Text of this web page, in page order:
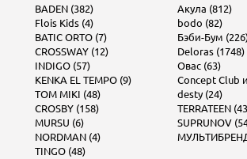
BADEN (382)
Flois Kids (4)
BATIC ORTO (7)
CROSSWAY (12)
INDIGO (57)
KENKA EL TEMPO (9)
TOM MIKI (48)
CROSBY (158)
MURSU (6)
NORDMAN (4)
TINGO (48)
Акула (812)
bodo (82)
Бэби-Бум
Deloras (1748)
Овас (63)
Concept Club
desty (24)
TERRATEEN
SUPRUNOV